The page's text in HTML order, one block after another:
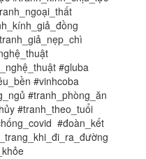
#gluba
#vinhcoba
#tranh_phòng_ăn
#tranh_theo_tuổi
#đoàn_kết